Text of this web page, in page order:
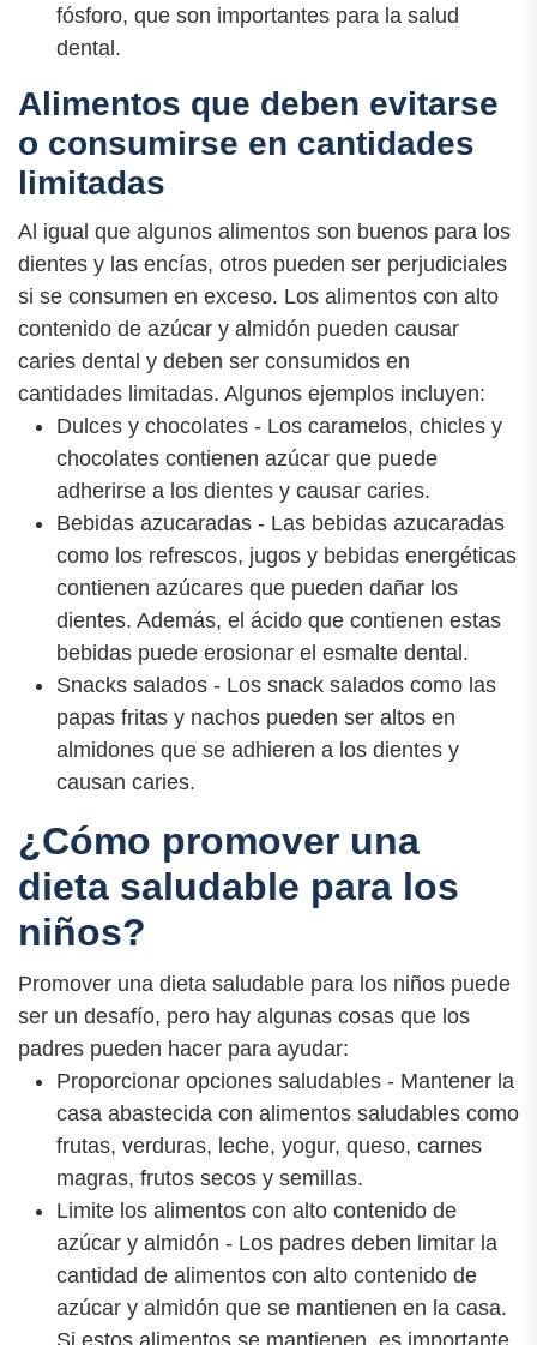
fósforo, que son importantes para la salud
dental.
Alimentos que deben evitarse
o consumirse en cantidades
limitadas
Al igual que algunos alimentos son buenos para los
dientes y las encías, otros pueden ser perjudiciales
si se consumen en exceso. Los alimentos con alto
contenido de azúcar y almidón pueden causar
caries dental y deben ser consumidos en
cantidades limitadas. Algunos ejemplos incluyen:
Dulces y chocolates - Los caramelos, chicles y
chocolates contienen azúcar que puede
adherirse a los dientes y causar caries.
Bebidas azucaradas - Las bebidas azucaradas
como los refrescos, jugos y bebidas energéticas
contienen azúcares que pueden dañar los
dientes. Además, el ácido que contienen estas
bebidas puede erosionar el esmalte dental.
Snacks salados - Los snack salados como las
papas fritas y nachos pueden ser altos en
almidones que se adhieren a los dientes y
causan caries.
¿Cómo promover una
dieta saludable para los
niños?
Promover una dieta saludable para los niños puede
ser un desafío, pero hay algunas cosas que los
padres pueden hacer para ayudar:
Proporcionar opciones saludables - Mantener la
casa abastecida con alimentos saludables como
frutas, verduras, leche, yogur, queso, carnes
magras, frutos secos y semillas.
Limite los alimentos con alto contenido de
azúcar y almidón - Los padres deben limitar la
cantidad de alimentos con alto contenido de
azúcar y almidón que se mantienen en la casa.
Si estos alimentos se mantienen, es importante